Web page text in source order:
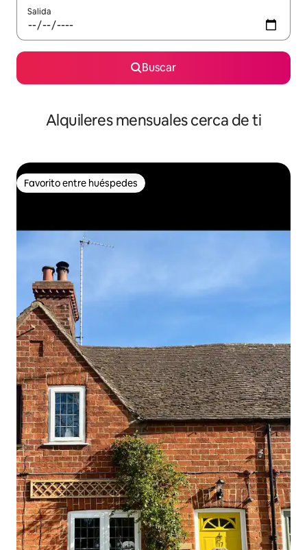
Salida
Buscar
Alquileres mensuales cerca de ti
Favorito entre huéspedes
Favorito entre huéspedes